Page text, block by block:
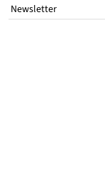
Newsletter